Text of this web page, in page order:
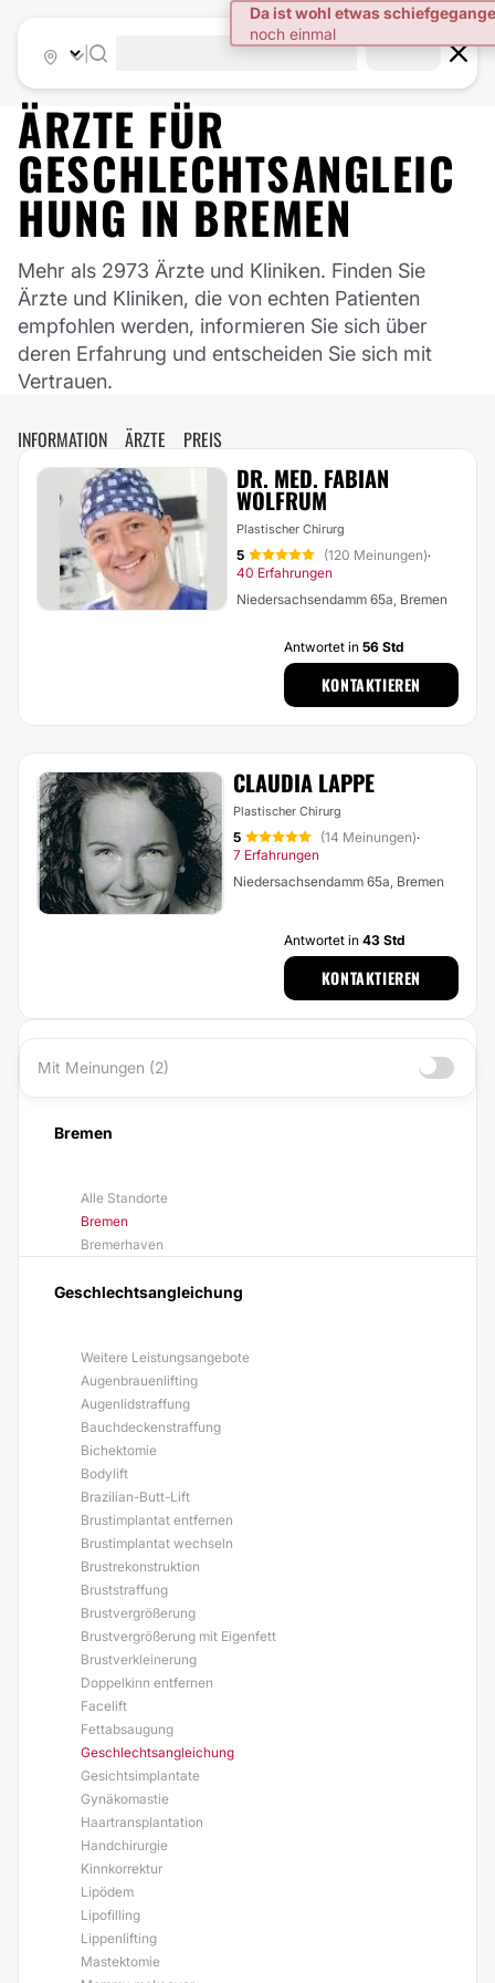
Da ist wohl etwas
noch einmal
ÄRZTE FÜR
GESCHLECHTSANGLEIC
HUNG IN BREMEN
Mehr als 2973 Ärzte und Kliniken. Finden Sie
Ärzte und Kliniken, die von echten Patienten
empfohlen werden, informieren Sie sich über
deren Erfahrung und entscheiden Sie sich mit
Vertrauen.
INFORMATION ÄRZTE PREIS
DR. MED. FABIAN
WOLFRUM
Plastischer Chirurg
5 (120 Meinungen)·
40 Erfahrungen
Niedersachsendamm 65a, Bremen
Antwortet in 56 Std
KONTAKTIEREN
CLAUDIA LAPPE
Plastischer Chirurg
5 (14 Meinungen)·
7 Erfahrungen
Niedersachsendamm 65a, Bremen
Antwortet in 43 Std
KONTAKTIEREN
Mit Meinungen (2)
Bremen
Alle Standorte
Bremen
Bremerhaven
Geschlechtsangleichung
Weitere Leistungsangebote
Augenbrauenlifting
Augenlidstraffung
Bauchdeckenstraffung
Bichektomie
Bodylift
Brazilian-Butt-Lift
Brustimplantat entfernen
Brustimplantat wechseln
Brustrekonstruktion
Bruststraffung
Brustvergrößerung
Brustvergrößerung mit Eigenfett
Brustverkleinerung
Doppelkinn entfernen
Facelift
Fettabsaugung
Geschlechtsangleichung
Gesichtsimplantate
Gynäkomastie
Haartransplantation
Handchirurgie
Kinnkorrektur
Lipödem
Lipofilling
Lippenlifting
Mastektomie